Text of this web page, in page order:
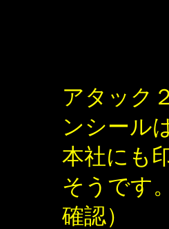
アタック
ンシール
本社にも
そうです
確認）